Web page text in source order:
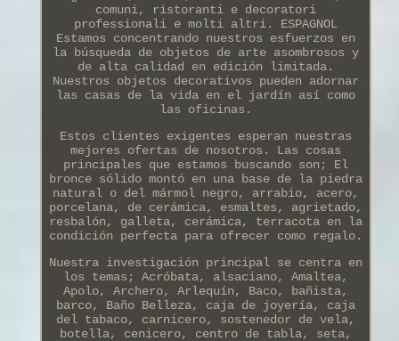
comuni, ristoranti e decoratori
professionali e molti altri. ESPAGNOL
Estamos concentrando nuestros esfuerzos en
la búsqueda de objetos de arte asombrosos y
de alta calidad en edición limitada.
Nuestros objetos decorativos pueden adornar
las casas de la vida en el jardín así como
las oficinas.
Estos clientes exigentes esperan nuestras
mejores ofertas de nosotros. Las cosas
principales que estamos buscando son; El
bronce sólido montó en una base de la piedra
natural o del mármol negro, arrabio, acero,
porcelana, de cerámica, esmaltes, agrietado,
resbalón, galleta, cerámica, terracota en la
condición perfecta para ofrecer como regalo.
Nuestra investigación principal se centra en
los temas; Acróbata, alsaciano, Amaltea,
Apolo, Archero, Arlequín, Baco, bañista,
barco, Baño Belleza, caja de joyería, caja
del tabaco, carnicero, sostenedor de vela,
botella, cenicero, centro de tabla, seta,